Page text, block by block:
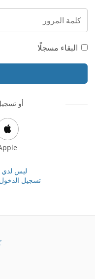
البقاء مسجلًا
أو
ليس لدي
تسجيل الدخول